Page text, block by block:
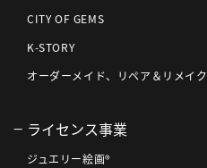
CITY OF GEMS
K-STORY
オーダーメイド、リペア＆リメイク
ライセンス事業
ジュエリー絵画®